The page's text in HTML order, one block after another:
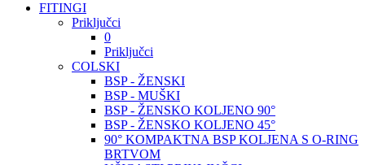
FITINGI
Priključci
0
Priključci
COLSKI
BSP - ŽENSKI
BSP - MUŠKI
BSP - ŽENSKO KOLJENO 90°
BSP - ŽENSKO KOLJENO 45°
90° KOMPAKTNA BSP KOLJENA S O-RING
BRTVOM